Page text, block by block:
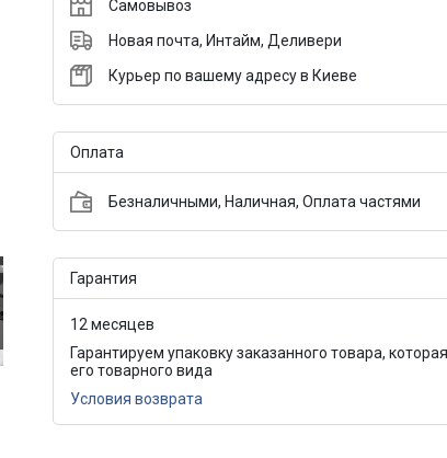
Самовывоз
Новая почта, Интайм, Деливери
Курьер по вашему адресу в Киеве
Оплата
Безналичными, Наличная, Оплата частями
Гарантия
12 месяцев
Гарантируем упаковку заказанного товара,
его товарного вида
Условия возврата